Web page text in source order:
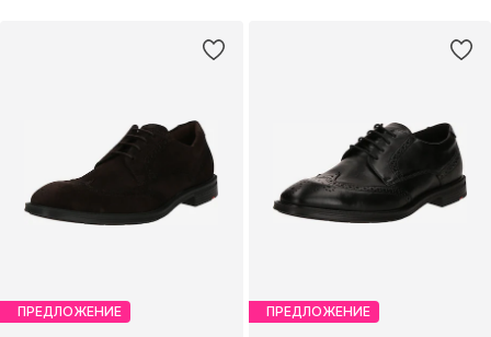
ПРЕДЛОЖЕНИЕ ПРЕДЛОЖЕНИЕ